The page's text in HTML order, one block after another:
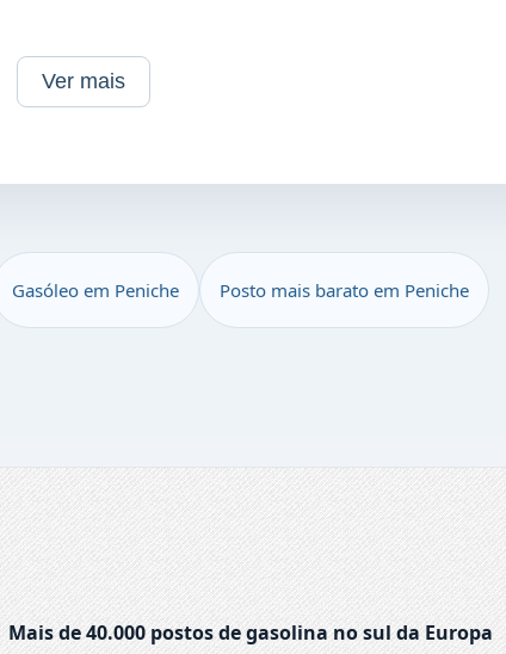
Ver mais
Gasóleo em Peniche Posto mais barato em Peniche
Mais de 40.000 postos de gasolina no sul da Europa